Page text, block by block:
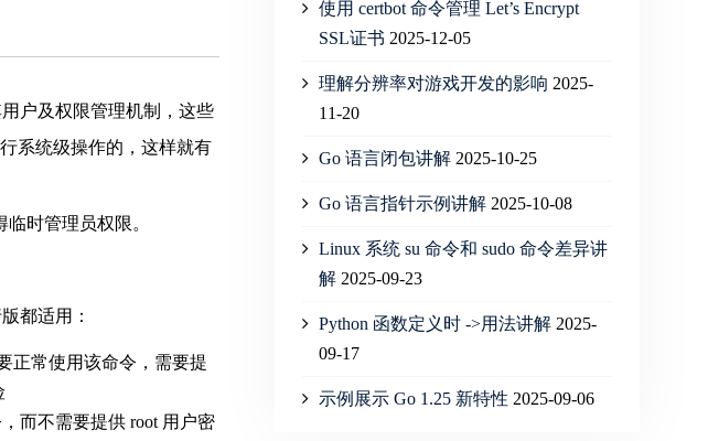
户及权限管理机制，这些
系统级操作的，这样就有
时管理员权限。
都适用：
正常使用该命令，需要提
而不需要提供 root 用户密
使用 certbot 命令管理 Let’s Encrypt
SSL证书 2025-12-05
理解分辨率对游戏开发的影响 2025-
11-20
Go 语言闭包讲解 2025-10-25
Go 语言指针示例讲解 2025-10-08
Linux 系统 su 命令和 sudo 命令差异讲
解 2025-09-23
Python 函数定义时 ->用法讲解 2025-
09-17
示例展示 Go 1.25 新特性 2025-09-06